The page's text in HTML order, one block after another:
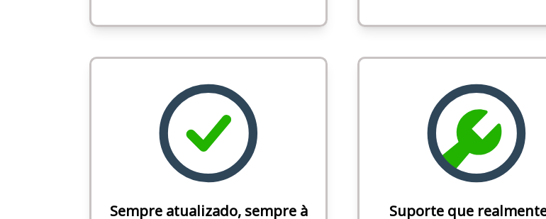
Sempre atualizado, sempre à
Suporte que